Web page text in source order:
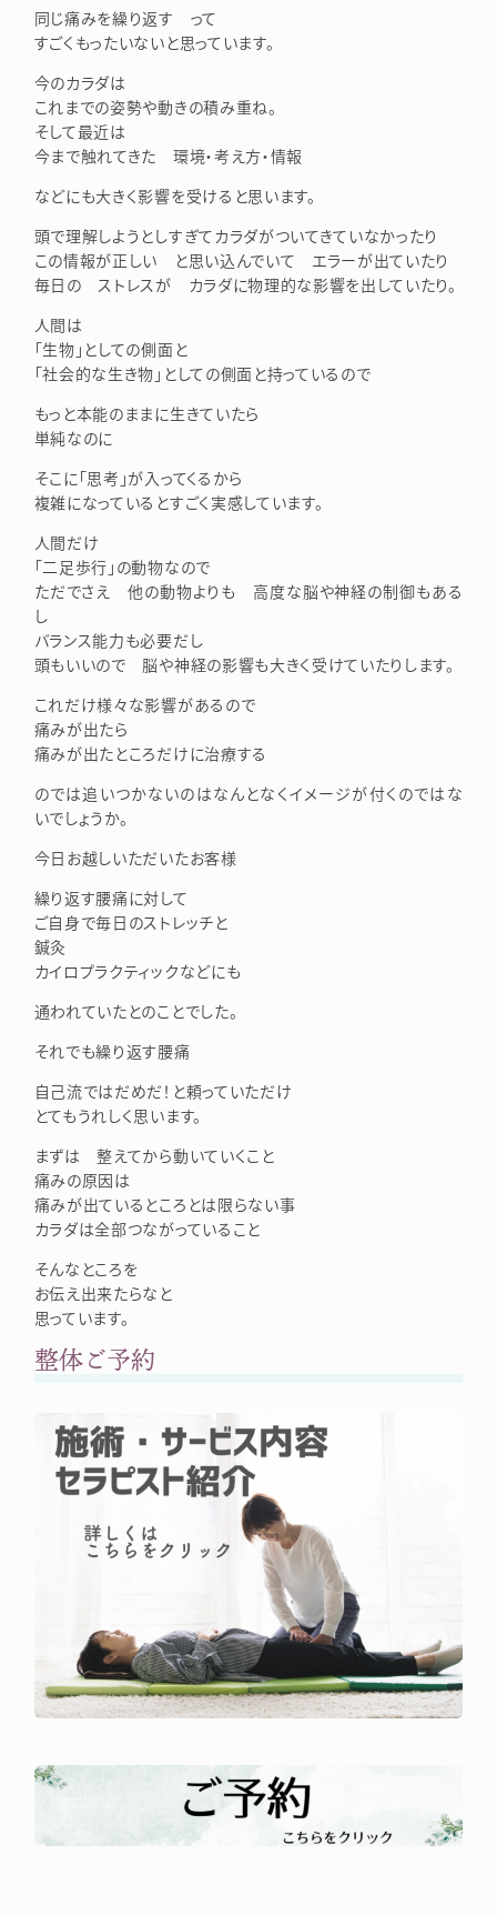
同じ痛みを繰り返す って
すごくもったいないと思っています。
今のカラダは
これまでの姿勢や動きの積み重ね。
そして最近は
今まで触れてきた 環境・考え方・情報
などにも大きく影響を受けると思います。
頭で理解しようとしすぎてカラダがついてきていなかったり
この情報が正しい と思い込んでいて エラーが出ていたり
毎日の ストレスが カラダに物理的な影響を出していたり。
人間は
「生物」としての側面と
「社会的な生き物」としての側面と持っているので
もっと本能のままに生きていたら
単純なのに
そこに「思考」が入ってくるから
複雑になっているとすごく実感しています。
人間だけ
「二足歩行」の動物なので
ただでさえ 他の動物よりも 高度な脳や神経の制御もある
し
バランス能力も必要だし
頭もいいので 脳や神経の影響も大きく受けていたりします。
これだけ様々な影響があるので
痛みが出たら
痛みが出たところだけに治療する
のでは追いつかないのはなんとなくイメージが付くのではな
いでしょうか。
今日お越しいただいたお客様
繰り返す腰痛に対して
ご自身で毎日のストレッチと
鍼灸
カイロプラクティックなどにも
通われていたとのことでした。
それでも繰り返す腰痛
自己流ではだめだ！と頼っていただけ
とてもうれしく思います。
まずは 整えてから動いていくこと
痛みの原因は
痛みが出ているところとは限らない事
カラダは全部つながっていること
そんなところを
お伝え出来たらなと
思っています。
整体ご予約